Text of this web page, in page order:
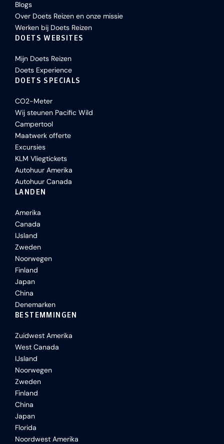
Blogs
Over Doets Reizen en onze missie
Werken bij Doets Reizen
DOETS WEBSITES
Mijn Doets Reizen
Doets Experience
DOETS SPECIALS
CO2-Meter
Wij steunen Pacific Wild
Campertool
Maatwerk offerte
Excursies
KLM Vliegtickets
Autohuur Amerika
Autohuur Canada
LANDEN
Amerika
Canada
IJsland
Zweden
Noorwegen
Finland
Japan
China
Denemarken
BESTEMMINGEN
Zuidwest Amerika
West Canada
IJsland
Noorwegen
Zweden
Finland
China
Japan
Florida
Noordwest Amerika